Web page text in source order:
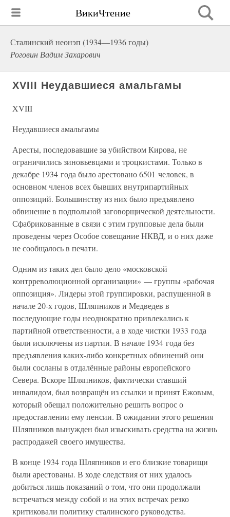
ВикиЧтение
Сталинский неонэп (1934—1936 годы)
Роговин Вадим Захарович
XVIII Неудавшиеся амальгамы
XVIII
Неудавшиеся амальгамы
Аресты, последовавшие за убийством Кирова, не
ограничились зиновьевцами и троцкистами. Только в
декабре 1934 года было арестовано 6501 человек, в
основном членов всех бывших внутрипартийных
оппозиций. Большинству из них было предъявлено
обвинение в подпольной заговорщической деятельности.
Сфабрикованные в связи с этим групповые дела были
проведены через Особое совещание НКВД, и о них даже
не сообщалось в печати.
Одним из таких дел было дело «московской
контрреволюционной организации» — группы «рабочая
оппозиция». Лидеры этой группировки, распущенной в
начале 20-х годов, Шляпников и Медведев в
последующие годы неоднократно привлекались к
партийной ответственности, а в ходе чистки 1933 года
были исключены из партии. В начале 1934 года без
предъявления каких-либо конкретных обвинений они
были сосланы в отдалённые районы европейского
Севера. Вскоре Шляпников, фактически ставший
инвалидом, был возвращён из ссылки и принят Ежовым,
который обещал положительно решить вопрос о
предоставлении ему пенсии. В ожидании этого решения
Шляпников вынужден был изыскивать средства на жизнь
распродажей своего имущества.
В конце 1934 года Шляпников и его близкие товарищи
были арестованы. В ходе следствия от них удалось
добиться лишь показаний о том, что они продолжали
встречаться между собой и на этих встречах резко
критиковали политику сталинского руководства.